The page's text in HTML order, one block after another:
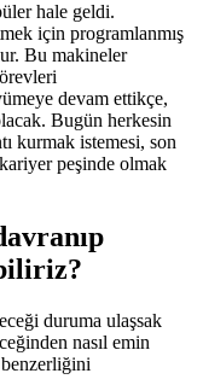
hale geldi.
için programlanmış
Bu makineler
devam ettikçe,
Bugün herkesin
kurmak istemesi, son
peşinde olmak
duruma ulaşsak
nasıl emin